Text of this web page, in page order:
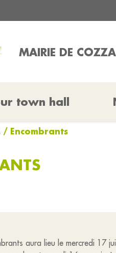
MAIRIE DE
town hall
/ Encombrants
aura lieu le mercredi 17